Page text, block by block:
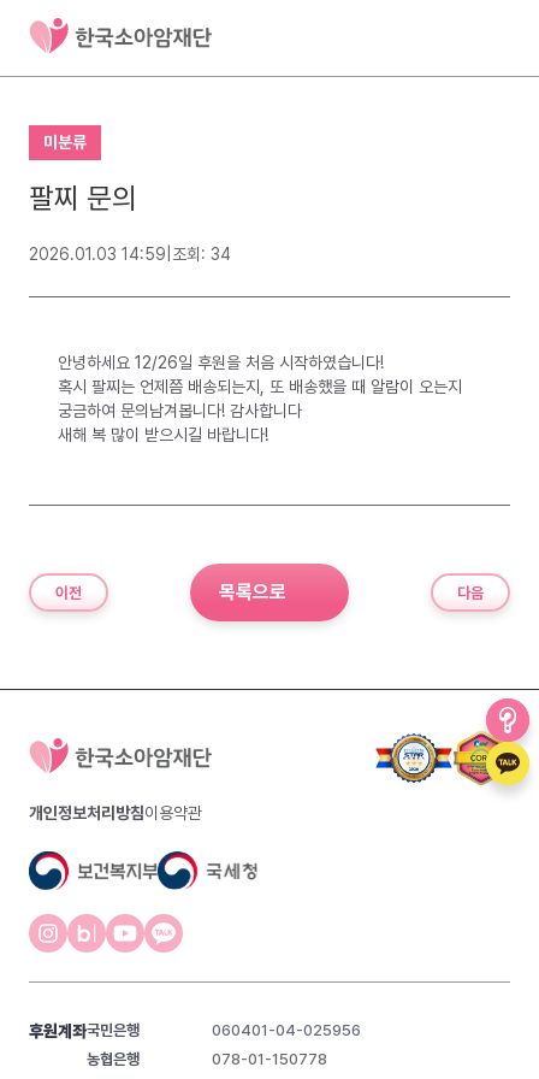
미분류
팔찌 문의
2026.01.03 14:59 조회: 34
안녕하세요 12/26일 후원을 처음 시작하였습니다!
혹시 팔찌는 언제쯤 배송되는지, 또 배송했을 때 알람이 오는지
궁금하여 문의남겨봅니다! 감사합니다
새해 복 많이 받으시길 바랍니다!
이전 목록으로 다음
개인정보처리방침이용약관
후원계좌국민은행
060401-04-025956
농협은행
078-01-150778